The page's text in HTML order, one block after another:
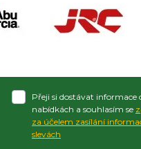
Přeji si dostávat
nabídkách a souhlasím se
za účelem zasílání
slevách